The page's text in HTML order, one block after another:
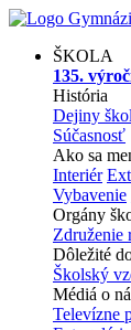
ŠKOLA
135.
História
Dejiny
Súčasnosť
Ako sa
Interiér
Vybavenie
Orgány
Združenie
Dôležité
Školský
Médiá o
Televízne